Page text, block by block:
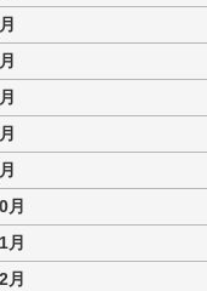
月
月
月